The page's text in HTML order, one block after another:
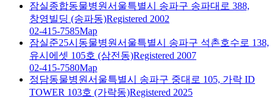
잠실종합동물병원서울특별시 송파구 송파대로 388,
창영빌딩 (송파동)Registered 2002
02-415-7585Map
잠실준25시동물병원서울특별시 송파구 석촌호수로 138,
유시에셋 105호 (삼전동)Registered 2007
02-415-7580Map
정담동물병원서울특별시 송파구 중대로 105, 가락 ID
TOWER 103호 (가락동)Registered 2025